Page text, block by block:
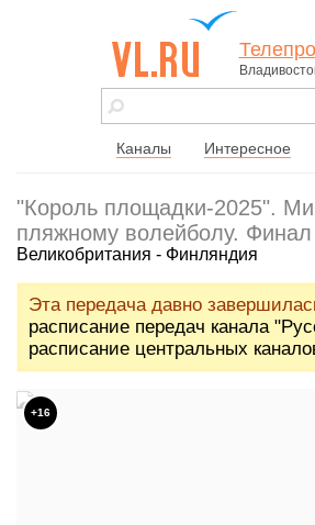
vl.ru - сайт
города
Каналы Интересное
"Король площадки-2025".
пляжному волейболу. Финал
Великобритания - Финляндия
Эта передача давно
расписание передач канала
расписание центральных
+16